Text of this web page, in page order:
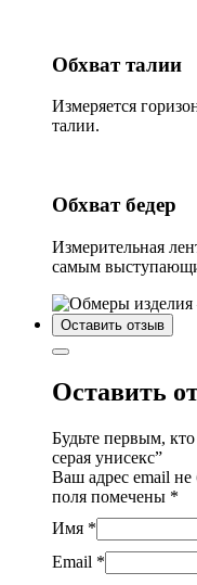
Обхват талии
Измеряется
талии.
Обхват бедер
Измерительная
самым
Оставить отзыв
Оставить
Будьте первым,
серая унисекс”
Ваш адрес email не
поля помечены *
Имя *
Email *